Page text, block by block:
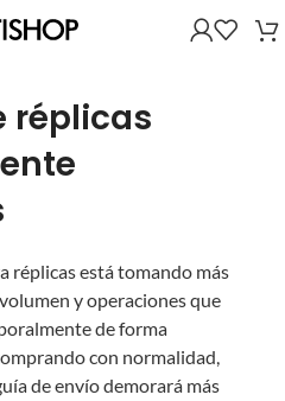
réplicas
réplicas está tomando más
y operaciones que
de forma
con normalidad,
de envío demorará más